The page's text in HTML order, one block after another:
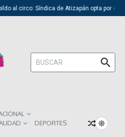
al circo: Síndica de Atizapán opta por el
Buscar:
DEPORTES